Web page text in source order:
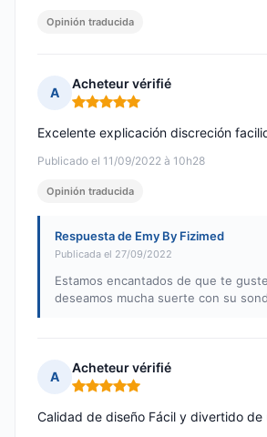
Opinión traducida
A
Acheteur vérifié
Nota: 5 de 5
Publicado el 11/09/2022 à 10h28
Excelente explicación discreción
Opinión traducida
Respuesta de Emy By Fizimed
Publicada el 27/09/2022
Estamos encantados de que te
deseamos mucha suerte con su
A
Acheteur vérifié
Nota: 5 de 5
Calidad de diseño Fácil y divertido de